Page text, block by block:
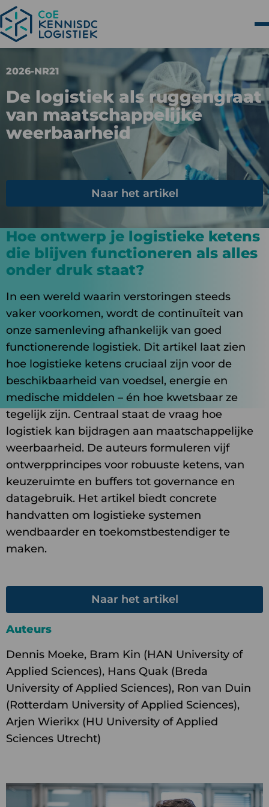
De logistiek als ruggengraat
van maatschappelijke
weerbaarheid
2026-NR21
Naar het artikel
Hoe ontwerp je logistieke ketens
die blijven functioneren als alles
onder druk staat?
In een wereld waarin verstoringen steeds
vaker voorkomen, wordt de continuïteit van
onze samenleving afhankelijk van goed
functionerende logistiek. Dit artikel laat zien
hoe logistieke ketens cruciaal zijn voor de
beschikbaarheid van voedsel, energie en
medische middelen – én hoe kwetsbaar ze
tegelijk zijn. Centraal staat de vraag hoe
logistiek kan bijdragen aan maatschappelijke
weerbaarheid. De auteurs formuleren vijf
ontwerpprincipes voor robuuste ketens, van
keuzeruimte en buffers tot governance en
datagebruik. Het artikel biedt concrete
handvatten om logistieke systemen
wendbaarder en toekomstbestendiger te
maken.
Naar het artikel
Auteurs
Dennis Moeke, Bram Kin (HAN University of
Applied Sciences), Hans Quak (Breda
University of Applied Sciences), Ron van Duin
(Rotterdam University of Applied Sciences),
Arjen Wierikx (HU University of Applied
Sciences Utrecht)